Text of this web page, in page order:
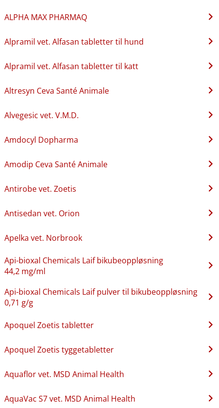
ALPHA MAX PHARMAQ
Alpramil vet. Alfasan tabletter til hund
Alpramil vet. Alfasan tabletter til katt
Altresyn Ceva Santé Animale
Alvegesic vet. V.M.D.
Amdocyl Dopharma
Amodip Ceva Santé Animale
Antirobe vet. Zoetis
Antisedan vet. Orion
Apelka vet. Norbrook
Api-bioxal Chemicals Laif bikubeoppløsning
44,2 mg/ml
Api-bioxal Chemicals Laif pulver til bikubeoppløsning
0,71 g/g
Apoquel Zoetis tabletter
Apoquel Zoetis tyggetabletter
Aquaflor vet. MSD Animal Health
AquaVac S7 vet. MSD Animal Health